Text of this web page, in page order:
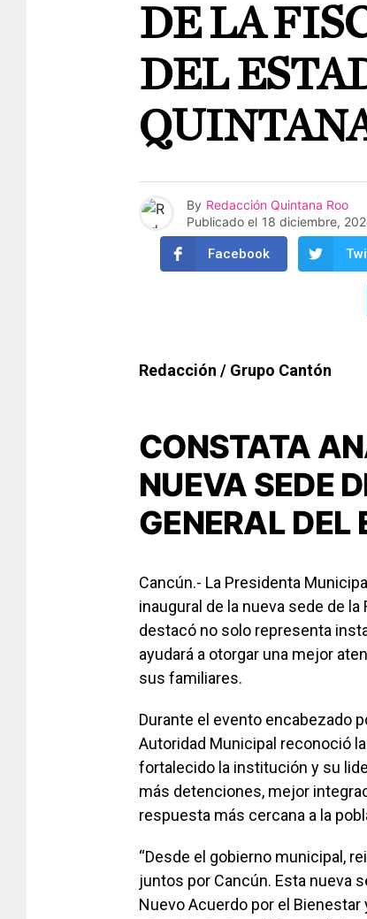
DE LA
DEL
By Redacción Quintana Roo
Publicado el 18 diciembre,
Facebook
Redacción / Grupo Cantón
CONSTATA
NUEVA SEDE
GENERAL DEL
Cancún.- La Presidenta
inaugural de la nueva sede de la
destacó no solo representa
ayudará a otorgar una mejor
sus familiares.
Durante el evento encabezado
Autoridad Municipal reconoció
fortalecido la institución y su
más detenciones, mejor
respuesta más cercana a la
“Desde el gobierno municipal,
juntos por Cancún. Esta nueva
Nuevo Acuerdo por el